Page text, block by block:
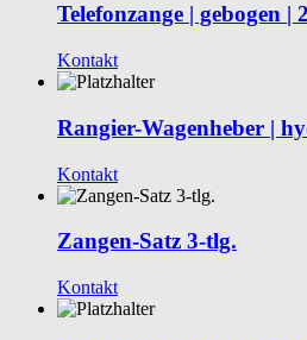
Telefonzange | gebogen |
Kontakt
Rangier-Wagenheber |
Kontakt
Zangen-Satz 3-tlg.
Kontakt